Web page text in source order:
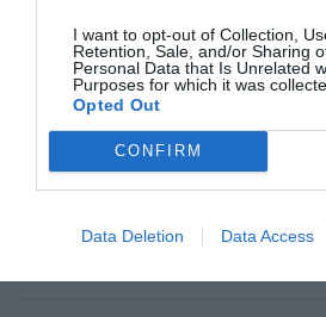
I want to opt-out of Collection,
Retention, Sale, and/or Sharing
Personal Data that Is Unrelated
Purposes for which it was
Opted Out
CONFIRM
Data Deletion Data Access
Récord de
24 Congreso
Farmacéutico
La farmacia,
NOTICIAS Y